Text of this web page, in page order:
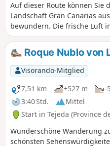
Auf dieser Route können Sie
Landschaft Gran Canarias
bewundern. Die frische Luft
ermöglicht eine ruhige
Unterholz und Vulkangebiete
Ausblicken abwechseln.
Roque Nublo von
Visorando-Mitglied
7,51 km
+527 m
-
3:40 Std.
Mittel
Start in Tejeda (Province
Wunderschöne Wanderung
schönsten